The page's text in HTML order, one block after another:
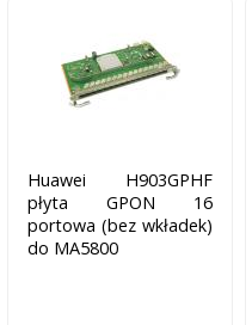
Huawei H903GPHF
płyta GPON 16
portowa (bez wkładek)
do MA5800